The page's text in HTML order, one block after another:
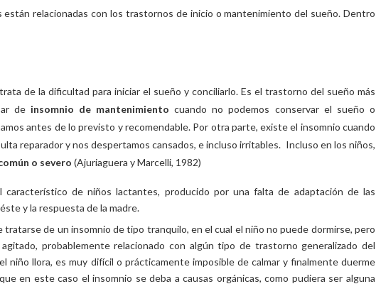
están relacionadas con los trastornos de inicio o mantenimiento del sueño. Dentro
de la dificultad para iniciar el sueño y conciliarlo. Es el trastorno del sueño más
de insomnio de mantenimiento cuando no podemos conservar el sueño o
antes de lo previsto y recomendable. Por otra parte, existe el insomnio cuando
reparador y nos despertamos cansados, e incluso irritables. Incluso en los niños,
o severo (Ajuriaguera y Marcelli, 1982)
característico de niños lactantes, producido por una falta de adaptación de las
y la respuesta de la madre.
tratarse de un insomnio de tipo tranquilo, en el cual el niño no puede dormirse, pero
probablemente relacionado con algún tipo de trastorno generalizado del
niño llora, es muy difícil o prácticamente imposible de calmar y finalmente duerme
en este caso el insomnio se deba a causas orgánicas, como pudiera ser alguna